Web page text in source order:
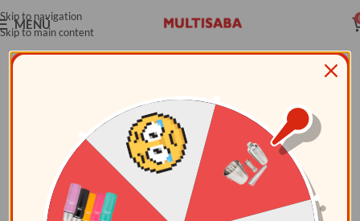
Skip to navigation
Skip to main content
MENÚ